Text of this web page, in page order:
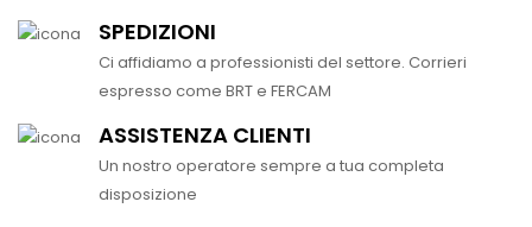
SPEDIZIONI
Ci affidiamo a professionisti del settore. Corrieri
espresso come BRT e FERCAM
ASSISTENZA CLIENTI
Un nostro operatore sempre a tua completa
disposizione